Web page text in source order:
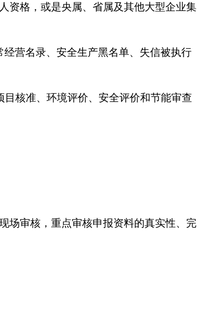
资格，或是央属、省属及其他大型企业集
营名录、安全生产黑名单、失信被执行
目核准、环境评价、安全评价和节能审查
场审核，重点审核申报资料的真实性、完